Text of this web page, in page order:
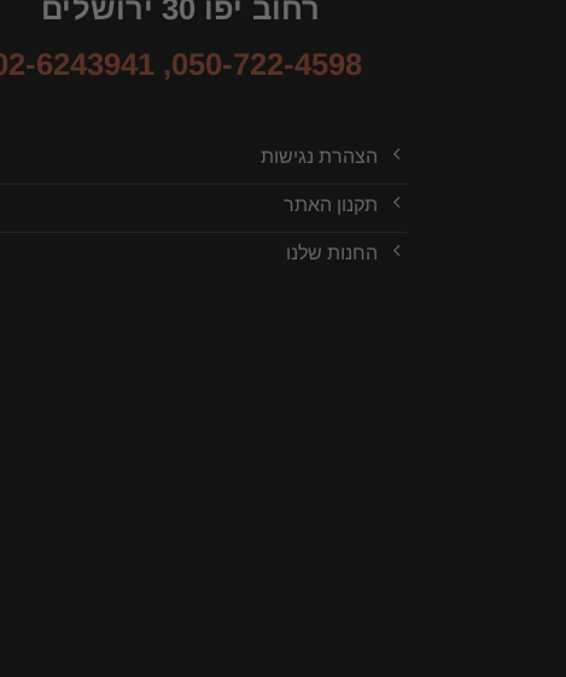
רחוב יפו 30 ירושלים
050-722-4598
,
6243941
הצהרת נגישות
תקנון האתר
החנות שלנו